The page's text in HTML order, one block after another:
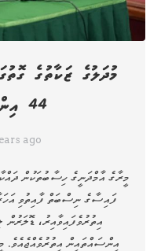
މުދަލުގެ ޒަކާތުގެ
44 އިންސައްތަ އިތުރު
ago
މީރާގެ އާމްދަނީގެ ހިސާބުތަކުން
އިންސައްތައިން އިތުރުވެއްޖެއެވެ.